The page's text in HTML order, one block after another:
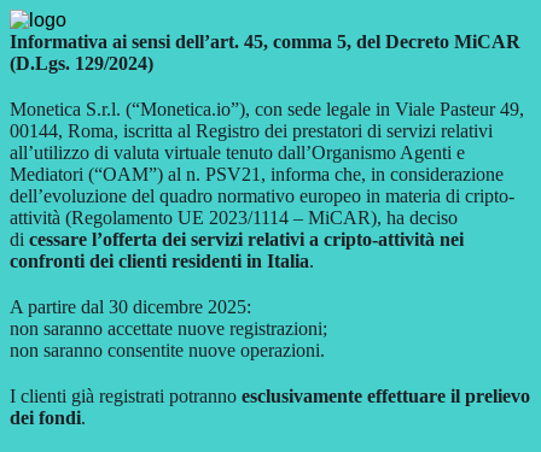
Informativa ai sensi dell’art. 45, comma 5, del Decreto MiCAR
(D.Lgs. 129/2024)
Monetica S.r.l. (“Monetica.io”), con sede legale in Viale Pasteur 49,
00144, Roma, iscritta al Registro dei prestatori di servizi relativi
all’utilizzo di valuta virtuale tenuto dall’Organismo Agenti e
Mediatori (“OAM”) al n. PSV21, informa che, in considerazione
dell’evoluzione del quadro normativo europeo in materia di cripto-
attività (Regolamento UE 2023/1114 – MiCAR), ha deciso
di cessare l’offerta dei servizi relativi a cripto-attività nei
confronti dei clienti residenti in Italia.
A partire dal 30 dicembre 2025:
non saranno accettate nuove registrazioni;
non saranno consentite nuove operazioni.
I clienti già registrati potranno esclusivamente effettuare il prelievo
dei fondi.